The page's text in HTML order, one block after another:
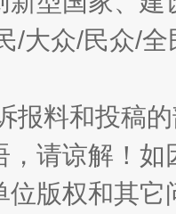
房
/大众/民众/
报料和投稿
，请谅解！
位版权和其它